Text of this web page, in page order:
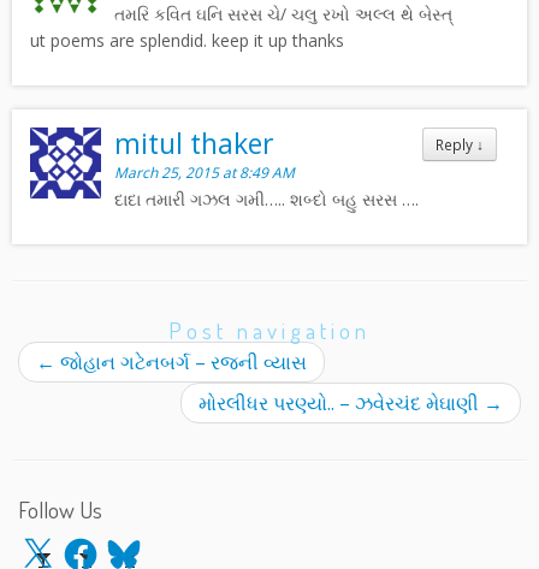
તમરિ કવિત ઘનિ સરસ ચે/ ચલુ રખો અલ્લ થે બેસ્ત્
ut poems are splendid. keep it up thanks
Reply ↓
mitul thaker
March 25, 2015 at 8:49 AM
દાદા તમારી ગઝલ ગમી….. શબ્દો બહુ સરસ ….
Post navigation
← જોહાન ગટેનબર્ગ – રજની વ્યાસ
મોરલીધર પરણ્યો.. – ઝવેરચંદ મેઘાણી →
Follow Us
X Facebook
Bluesky